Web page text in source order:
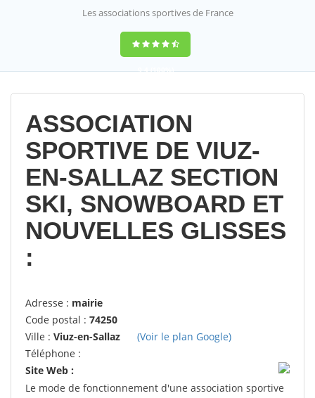
Les associations sportives de France
9,4(100%)
14358votes
ASSOCIATION
SPORTIVE DE VIUZ-
EN-SALLAZ SECTION
SKI, SNOWBOARD ET
NOUVELLES GLISSES
:
Adresse : mairie
Code postal : 74250
Ville : Viuz-en-Sallaz
(Voir le plan Google)
Téléphone :
Site Web :
Le mode de fonctionnement d'une association sportive